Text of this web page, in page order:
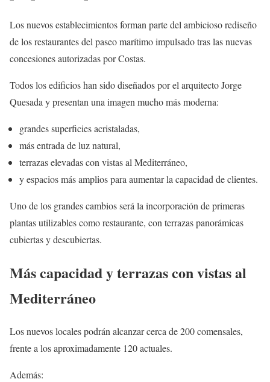
Los nuevos establecimientos forman parte del ambicioso rediseño
de los restaurantes del paseo marítimo impulsado tras las nuevas
concesiones autorizadas por Costas.
Todos los edificios han sido diseñados por el arquitecto Jorge
Quesada y presentan una imagen mucho más moderna:
grandes superficies acristaladas,
más entrada de luz natural,
terrazas elevadas con vistas al Mediterráneo,
y espacios más amplios para aumentar la capacidad de clientes.
Uno de los grandes cambios será la incorporación de primeras
plantas utilizables como restaurante, con terrazas panorámicas
cubiertas y descubiertas.
Más capacidad y terrazas con vistas al
Mediterráneo
Los nuevos locales podrán alcanzar cerca de 200 comensales,
frente a los aproximadamente 120 actuales.
Además: